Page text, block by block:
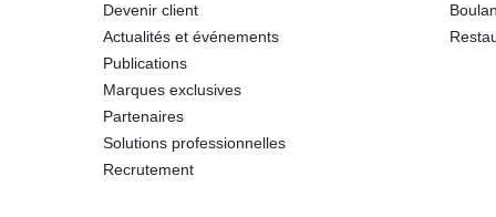
Sel
Sodium
Potassium
Devenir client
Actualités et événements
Publications
Marques exclusives
Partenaires
Solutions professionnelles
Recrutement